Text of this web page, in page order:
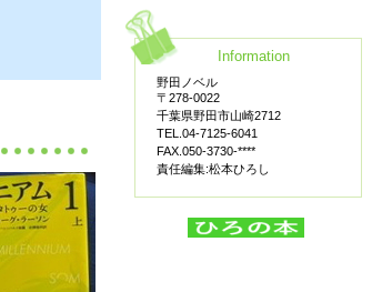
Information
野田ノベル
〒278-0022
千葉県野田市山崎2712
TEL.04-7125-6041
FAX.050-3730-****
責任編集:松本ひろし